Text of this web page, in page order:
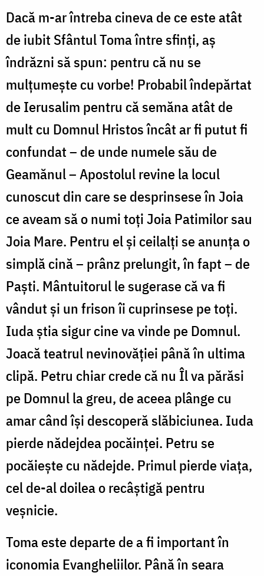
Dacă m-ar întreba cineva de ce este atât
de iubit Sfântul Toma între sfinți, aș
îndrăzni să spun: pentru că nu se
mulțumește cu vorbe! Probabil îndepărtat
de Ierusalim pentru că semăna atât de
mult cu Domnul Hristos încât ar fi putut fi
confundat – de unde numele său de
Geamănul – Apostolul revine la locul
cunoscut din care se desprinsese în Joia
ce aveam să o numi toți Joia Patimilor sau
Joia Mare. Pentru el și ceilalți se anunța o
simplă cină – prânz prelungit, în fapt – de
Paști. Mântuitorul le sugerase că va fi
vândut și un frison îi cuprinsese pe toți.
Iuda știa sigur cine va vinde pe Domnul.
Joacă teatrul nevinovăției până în ultima
clipă. Petru chiar crede că nu Îl va părăsi
pe Domnul la greu, de aceea plânge cu
amar când își descoperă slăbiciunea. Iuda
pierde nădejdea pocăinței. Petru se
pocăiește cu nădejde. Primul pierde viața,
cel de-al doilea o recâștigă pentru
veșnicie.
Toma este departe de a fi important în
iconomia Evangheliilor. Până în seara